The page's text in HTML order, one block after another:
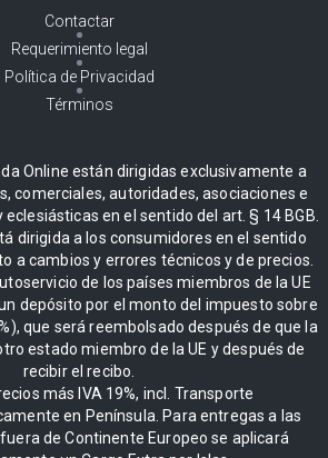
Contactar
Requerimiento legal
Política de Privacidad
Términos
Online están dirigidas exclusivamente a
comerciales, autoridades, asociaciones e
en el sentido del art. § 14 BGB.
dirigida a los consumidores en el sentido
a cambios y errores técnicos y de precios.
de los países miembros de la UE
depósito por el monto del impuesto sobre
que será reembolsado después de que la
estado miembro de la UE y después de
recibir el recibo.
más IVA 19%, incl. Transporte
en Península. Para entregas a las
de Continente Europeo se aplicará